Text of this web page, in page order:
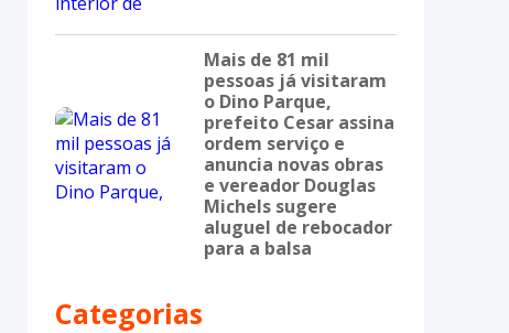
Mais de 81 mil
pessoas já visitaram
o Dino Parque,
prefeito Cesar assina
ordem serviço e
anuncia novas obras
e vereador Douglas
Michels sugere
aluguel de rebocador
para a balsa
Categorias